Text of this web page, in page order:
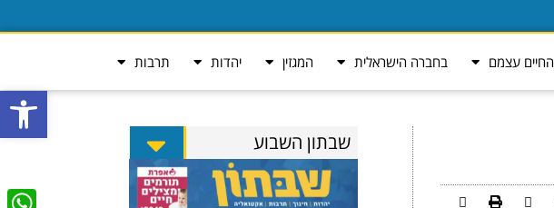
פתח
החיים עצמם בחברה הישראלית המגזין יהדות תרבות
שבתון השבוע